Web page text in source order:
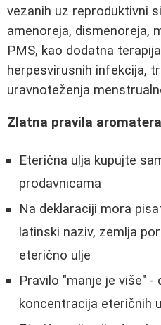
vezanih uz reproduktivni
amenoreja, dismenoreja,
PMS, kao dodatna
herpesvirusnih infekcija,
uravnoteženja
Zlatna pravila
Eterična ulja kupujte
prodavnicama
Na deklaraciji mora
latinski naziv, zemlja
eterično ulje
Pravilo "manje je više"
koncentracija eteričnih